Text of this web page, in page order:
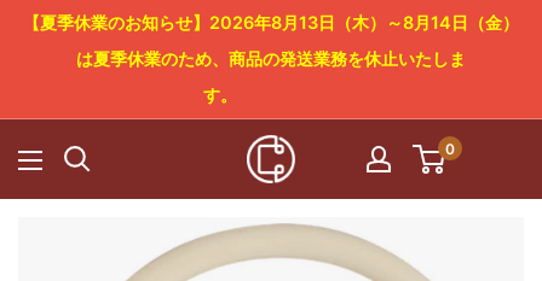
ン
【夏季休業のお知らせ】2026年8月13日（木）～8月14日（金）
は夏季休業のため、商品の発送業務を休止いたしま
す。
Cowboy
Craft
LLC
0